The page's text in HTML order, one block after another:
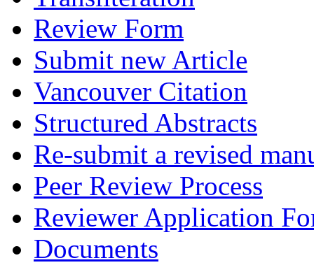
Review Form
Submit new Article
Vancouver Citation
Structured Abstracts
Re-submit a revised
Peer Review Process
Reviewer Application
Documents